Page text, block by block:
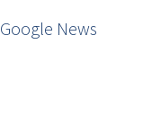
Google News